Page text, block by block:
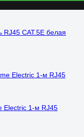
RJ45 CAT.5E белая
Electric 1-м RJ45